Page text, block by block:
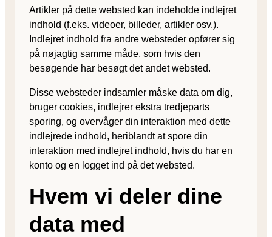
Artikler på dette websted kan indeholde indlejret
indhold (f.eks. videoer, billeder, artikler osv.).
Indlejret indhold fra andre websteder opfører sig
på nøjagtig samme måde, som hvis den
besøgende har besøgt det andet websted.
Disse websteder indsamler måske data om dig,
bruger cookies, indlejrer ekstra tredjeparts
sporing, og overvåger din interaktion med dette
indlejrede indhold, heriblandt at spore din
interaktion med indlejret indhold, hvis du har en
konto og en logget ind på det websted.
Hvem vi deler dine
data med